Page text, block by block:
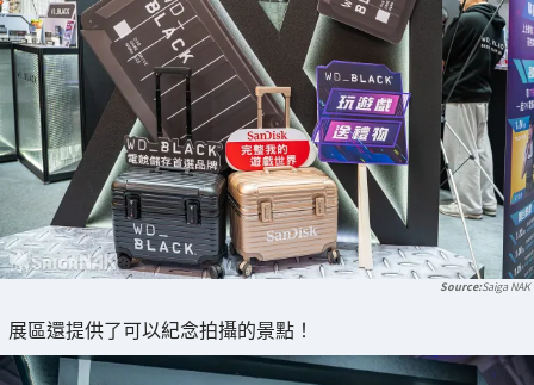
Saiga NAK
展區還提供了可以紀念拍攝的景點！